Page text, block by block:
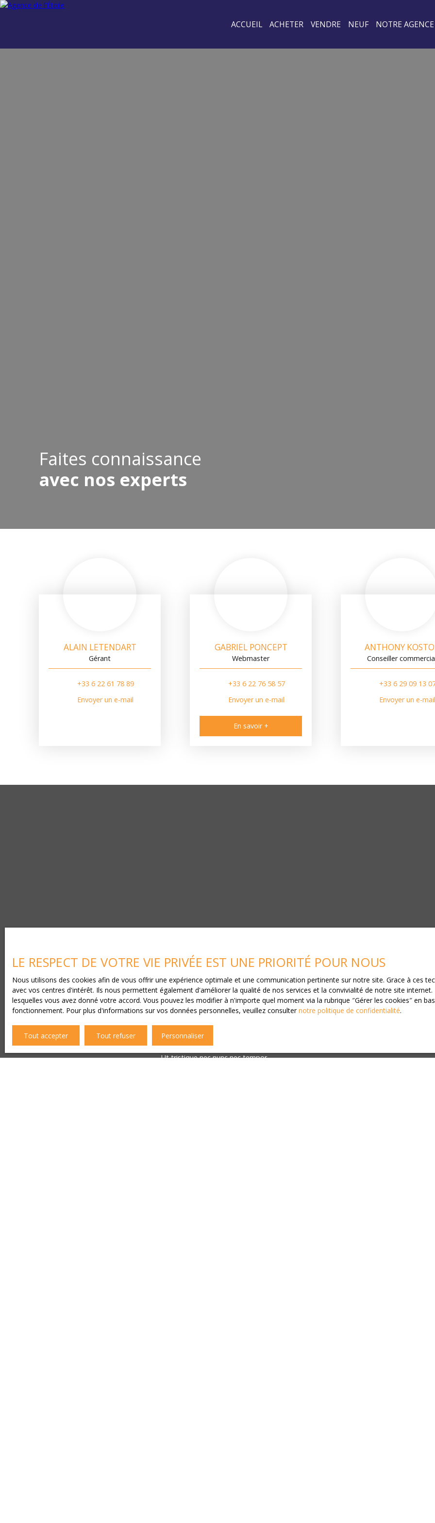
ACCUEIL ACHETER VENDRE NEUF NOTRE AGENCE
Faites connaissance
avec nos experts
ALAIN LETENDART
Gérant
+33 6 22 61 78 89
Envoyer un e-mail
GABRIEL PONCEPT
Webmaster
+33 6 22 76 58 57
Envoyer un e-mail
En savoir +
ANTHONY
Conseiller
+33 6 29 09 13
Envoyer un e-mail
Vous souhaitez rejoindrenotre équipe
Lorem ipsum dolor sit amet, consectetur adipiscing elit.
In dui ex, fringilla eu velit vitae, fringilla eleifend sem.
Aliquam aliquam ante orci, a mattis ex facilisis et.
In at tristique purus.
Mauris vehicula ultricies viverra.
Ut tristique nec nunc nec tempor.
LE RESPECT DE VOTRE VIE PRIVÉE EST UNE PRIORITÉ POUR NOUS
Nous utilisons des cookies afin de vous offrir une expérience optimale et une communication pertinente sur notre site. Grace à ces
avec vos centres d'intérêt. Ils nous permettent également d'améliorer la qualité de nos services et la convivialité de notre site
lesquelles vous avez donné votre accord. Vous pouvez les modifier à n'importe quel moment via la rubrique ″Gérer les cookies″ en
fonctionnement. Pour plus d'informations sur vos données personnelles, veuillez consulternotre politique de confidentialité.
Tout accepter Tout refuser Personnaliser